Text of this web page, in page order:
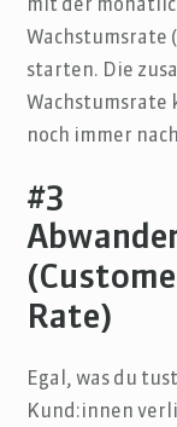
mit der
Wachstumsrate
starten. Die
Wachstumsrate
noch immer
#3
Rate)
Egal, was du
Kund:innen